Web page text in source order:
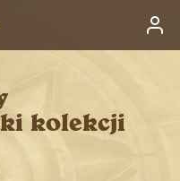
kolekcji